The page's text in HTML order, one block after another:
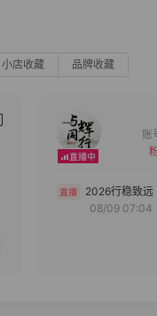
小店收藏 品牌收藏
2026行稳致远
08/09 07:04